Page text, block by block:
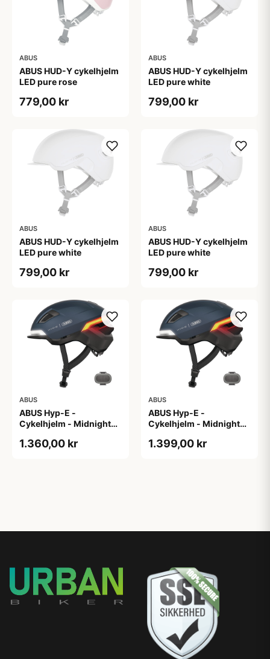
ABUS
ABUS HUD-Y cykelhjelm
LED pure rose
779,00 kr
ABUS
ABUS HUD-Y cykelhjelm
LED pure white
799,00 kr
ABUS
ABUS HUD-Y cykelhjelm
LED pure white
799,00 kr
ABUS
ABUS HUD-Y cykelhjelm
LED pure white
799,00 kr
ABUS
ABUS Hyp-E -
Cykelhjelm - Midnight
1.360,00 kr
ABUS
ABUS Hyp-E -
Cykelhjelm - Midnight
1.399,00 kr